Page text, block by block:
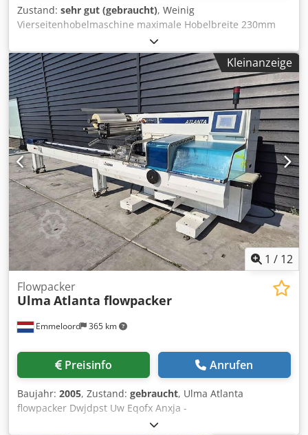
Zustand: sehr gut (gebraucht), Weinig
Vierseitenhobelmaschine maximale Hobelbreite 230mm
max. Hobelhöhe 120mm 5 Köpfe, unten-5.5KW; links und
rechts-11KW, oben-11KW, unten-5.5KW Vorschub - 4KW
voll einstellbare Köpfe elektrisch verstellbar nach oben
und unten und Hobelbreite 40mm Spindeln Vorschub über
kardanische Rollen, stufenlos einstellbar robuste WEINIG-
Hobelmaschine, Maschinenlänge 415 cm Djdpferigxysx
Anxewa Maschine geprüft im Originalzustand
Kleinanzeige
1 / 12
Emmeloord 365 km
Flowpacker
Ulma Atlanta flowpacker
Preisinfo Anrufen
Baujahr: 2005, Zustand: gebraucht, Ulma Atlanta
flowpacker Dwjdpst Uw Eqofx Anxja -